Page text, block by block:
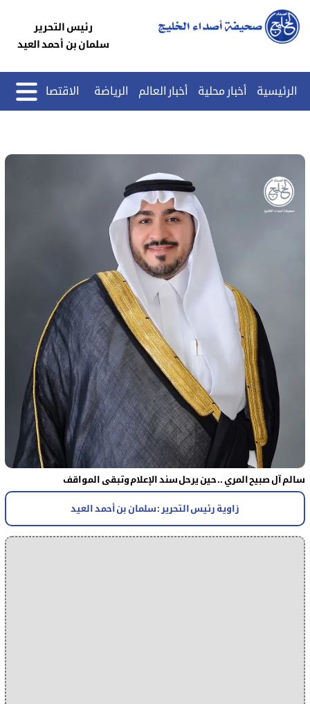
رئيس التحرير
سلمان بن أحمد العيد
الرئيسية أخبار محلية أخبار العالم الرياضة الاقتصاد
سالم آل صبيح المري .. حين يرحل سند الإعلام وتبقى المواقف
زاوية رئيس التحرير : سلمان بن أحمد العيد